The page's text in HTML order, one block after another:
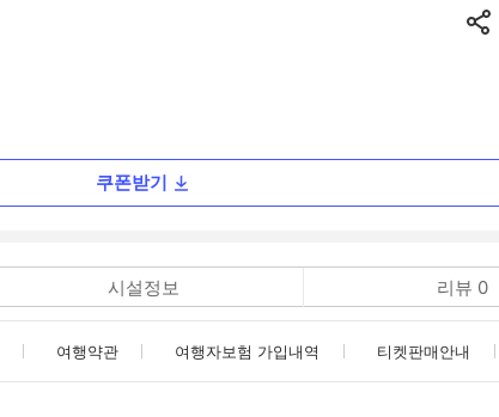
쿠폰받기
시설정보 리뷰 0
여행약관 여행자보험 가입내역 티켓판매안내